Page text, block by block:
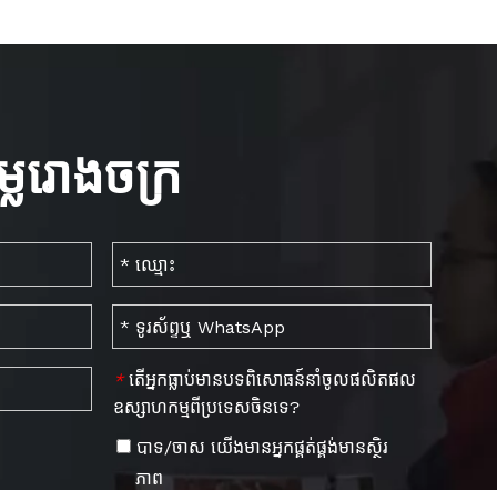
រោងចក្រ
* តើអ្នកធ្លាប់មានបទពិសោធន៍នាំចូលផលិតផល
ឧស្សាហកម្មពីប្រទេសចិនទេ?
បាទ/ចាស យើង​មាន​អ្នក​ផ្គត់​ផ្គង់​មាន​ស្ថិរ
ភាព